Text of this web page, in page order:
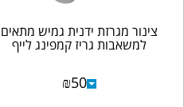
צינור מגרזת ידנית גמיש מתאים
למשאבות גריז קמפינג לייף
₪50